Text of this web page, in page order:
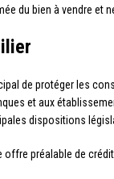
du bien à vendre et
de protéger les
et aux
dispositions
préalable de